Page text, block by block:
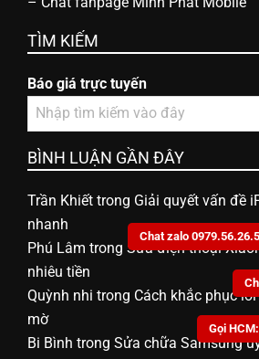
TÌM KIẾM
Báo giá trực tuyến
BÌNH LUẬN GẦN ĐÂY
Trần Khiết trong Giải quyết vấn đề
nhanh
Phú Lâm trong Sửa điện thoại
nhiêu tiền
Quỳnh nhi trong Cách khắc phục lỗi
mờ
Bi Bình trong Sửa chữa Samsung
Chat zalo
Gọi